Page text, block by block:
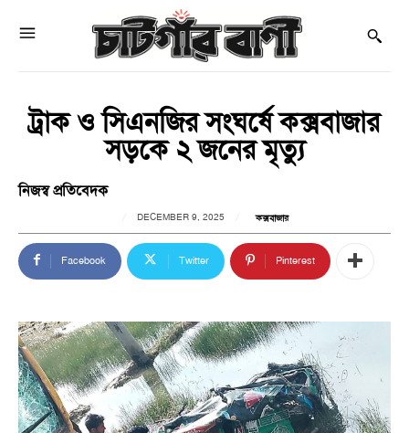
ট্রাক ও সিএনজির সংঘর্ষে কক্সবাজার
সড়কে ২ জনের মৃত্যু
নিজস্ব প্রতিবেদক
DECEMBER 9, 2025 কক্সবাজার
Facebook Twitter Pinterest